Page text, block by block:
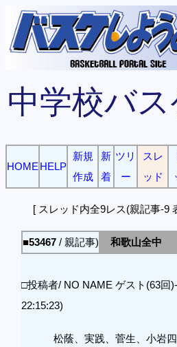
中学校バ
HOME HELP
新規
作成
新
着
ツリ
ー
スレ
ッド
[ スレッド内全9レス(親記事-
■53467 / 親記事)
和歌山全中
□投稿者/ NO NAME ゲスト(63回
22:15:23)
松蔭、実践、菅生、小岩